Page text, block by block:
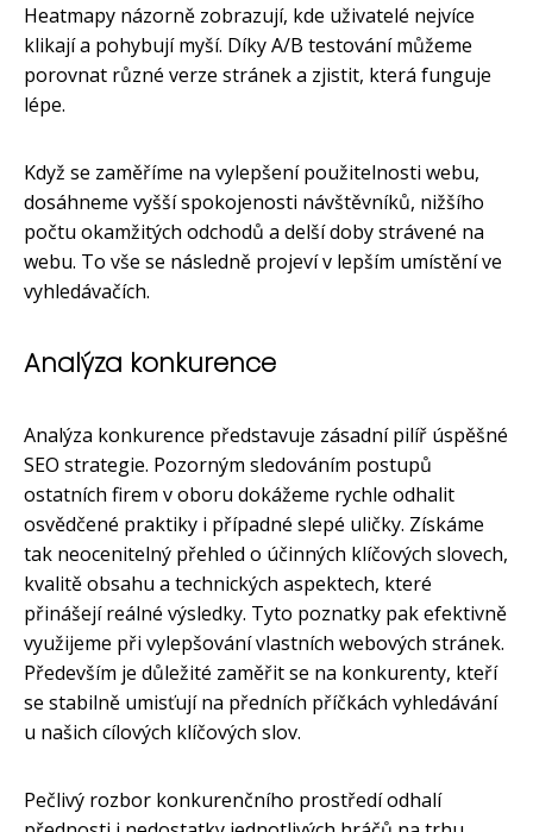
Heatmapy názorně zobrazují, kde uživatelé nejvíce
klikají a pohybují myší. Díky A/B testování můžeme
porovnat různé verze stránek a zjistit, která funguje
lépe.
Když se zaměříme na vylepšení použitelnosti webu,
dosáhneme vyšší spokojenosti návštěvníků, nižšího
počtu okamžitých odchodů a delší doby strávené na
webu. To vše se následně projeví v lepším umístění ve
vyhledávačích.
Analýza konkurence
Analýza konkurence představuje zásadní pilíř úspěšné
SEO strategie. Pozorným sledováním postupů
ostatních firem v oboru dokážeme rychle odhalit
osvědčené praktiky i případné slepé uličky. Získáme
tak neocenitelný přehled o účinných klíčových slovech,
kvalitě obsahu a technických aspektech, které
přinášejí reálné výsledky. Tyto poznatky pak efektivně
využijeme při vylepšování vlastních webových stránek.
Především je důležité zaměřit se na konkurenty, kteří
se stabilně umisťují na předních příčkách vyhledávání
u našich cílových klíčových slov.
Pečlivý rozbor konkurenčního prostředí odhalí